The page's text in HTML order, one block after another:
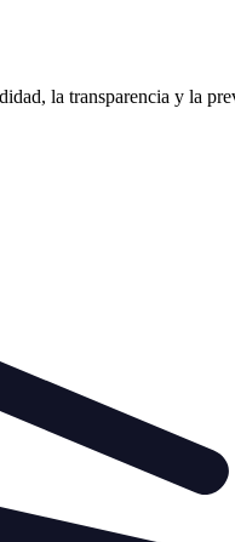
la transparencia y la